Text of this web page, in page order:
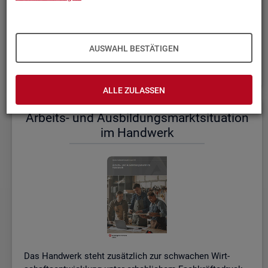
AUSWAHL BESTÄTIGEN
ALLE ZULASSEN
einem etwas er­höh­ten Ni­veau.
lich im ak­tu­el­len
Mo­nats­be­richt (PDF, 2MB)be­reit.
Ar­beits- und Aus­bil­dungs­markt­si­tua­ti­on
im Hand­werk
Das Hand­werk steht zu­sätz­lich zur schwa­chen Wirt­